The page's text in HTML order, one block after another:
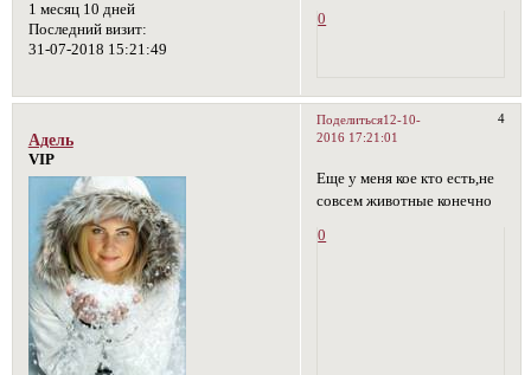
1 месяц 10 дней
Последний визит:
31-07-2018 15:21:49
0
Поделиться 4
12-10-
2016 17:21:01
Адель
VIP
Еще у меня кое кто есть,не
совсем животные конечно
0